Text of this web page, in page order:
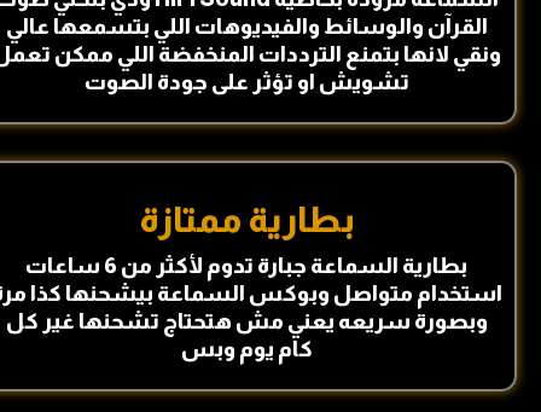
القرآن والوسائط والفيديوهات اللي بتسمعها عالي
ونقي لانها بتمنع الترددات المنخفضة اللي ممكن
تشويش او تؤثر على جودة الصوت
بطارية ممتازة
بطارية السماعة جبارة تدوم لأكثر من 6 ساعات
استخدام متواصل وبوكس السماعة بيشحنها كذا
وبصورة سريعه يعني مش هتحتاج تشحنها غير كل
كام يوم وبس